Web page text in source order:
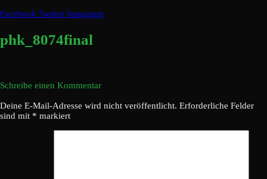
Facebook Twitter Instagram
phk_8074final
Schreibe einen Kommentar
Deine E-Mail-Adresse wird nicht veröffentlicht. Erforderliche Felder
sind mit * markiert